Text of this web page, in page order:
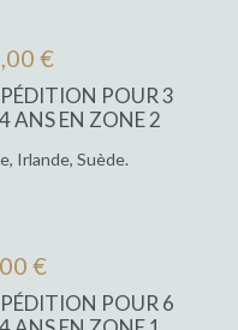
€
POUR 3
ANS EN ZONE 2
Irlande, Suède.
€
POUR 6